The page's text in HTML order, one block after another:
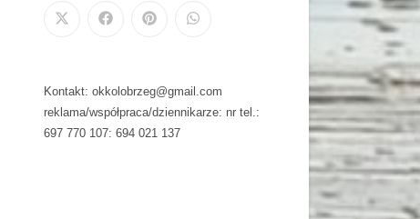
Kontakt: okkolobrzeg@gmail.com
reklama/współpraca/dziennikarze: nr tel.:
697 770 107: 694 021 137